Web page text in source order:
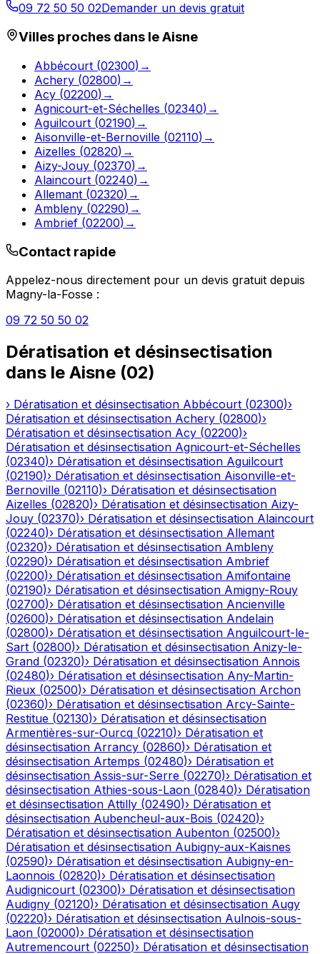
09 72 50 50 02Demander un devis gratuit
Villes proches dans leAisne
Abbécourt (02300) →
Achery (02800) →
Acy (02200) →
Agnicourt-et-Séchelles (02340) →
Aguilcourt (02190) →
Aisonville-et-Bernoville (02110) →
Aizelles (02820) →
Aizy-Jouy (02370) →
Alaincourt (02240) →
Allemant (02320) →
Ambleny (02290) →
Ambrief (02200) →
Contact rapide
Appelez-nous directement pour un devis gratuit depuis
Magny-la-Fosse :
09 72 50 50 02
Dératisation et désinsectisation
dans le Aisne (02)
› Dératisation et désinsectisation Abbécourt (02300)›
Dératisation et désinsectisation Achery (02800)›
Dératisation et désinsectisation Acy (02200)›
Dératisation et désinsectisation Agnicourt-et-Séchelles
(02340)› Dératisation et désinsectisation Aguilcourt
(02190)› Dératisation et désinsectisation Aisonville-et-
Bernoville (02110)› Dératisation et désinsectisation
Aizelles (02820)› Dératisation et désinsectisation Aizy-
Jouy (02370)› Dératisation et désinsectisation Alaincourt
(02240)› Dératisation et désinsectisation Allemant
(02320)› Dératisation et désinsectisation Ambleny
(02290)› Dératisation et désinsectisation Ambrief
(02200)› Dératisation et désinsectisation Amifontaine
(02190)› Dératisation et désinsectisation Amigny-Rouy
(02700)› Dératisation et désinsectisation Ancienville
(02600)› Dératisation et désinsectisation Andelain
(02800)› Dératisation et désinsectisation Anguilcourt-le-
Sart (02800)› Dératisation et désinsectisation Anizy-le-
Grand (02320)› Dératisation et désinsectisation Annois
(02480)› Dératisation et désinsectisation Any-Martin-
Rieux (02500)› Dératisation et désinsectisation Archon
(02360)› Dératisation et désinsectisation Arcy-Sainte-
Restitue (02130)› Dératisation et désinsectisation
Armentières-sur-Ourcq (02210)› Dératisation et
désinsectisation Arrancy (02860)› Dératisation et
désinsectisation Artemps (02480)› Dératisation et
désinsectisation Assis-sur-Serre (02270)› Dératisation et
désinsectisation Athies-sous-Laon (02840)› Dératisation
et désinsectisation Attilly (02490)› Dératisation et
désinsectisation Aubencheul-aux-Bois (02420)›
Dératisation et désinsectisation Aubenton (02500)›
Dératisation et désinsectisation Aubigny-aux-Kaisnes
(02590)› Dératisation et désinsectisation Aubigny-en-
Laonnois (02820)› Dératisation et désinsectisation
Audignicourt (02300)› Dératisation et désinsectisation
Audigny (02120)› Dératisation et désinsectisation Augy
(02220)› Dératisation et désinsectisation Aulnois-sous-
Laon (02000)› Dératisation et désinsectisation
Autremencourt (02250)› Dératisation et désinsectisation